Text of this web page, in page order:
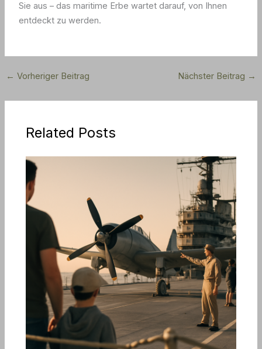
Sie aus – das maritime Erbe wartet darauf, von Ihnen
entdeckt zu werden.
← Vorheriger Beitrag Nächster Beitrag →
Related Posts